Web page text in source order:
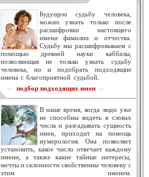
Будущую судьбу человека,
можно узнать только после
расшифровки настоящего
имени фамилии и отчества.
Судьбу мы расшифровываем с
помощью древней науки каббалы,
позволяющая не только узнать судьбу
человека, но и подобрать подходящие
имена с благоприятной судьбой.
>> подбор подходящих имен<<
В наше время, когда люди уже
не способны видеть в словах
числа и разгадывать сущность
имен, приходит на помощь
нумерология. Она позволяет
установить, какое число отвечает каждому
имени, а также какие тайные интересы,
мечты и склонности свойственны человеку с
этим именем.